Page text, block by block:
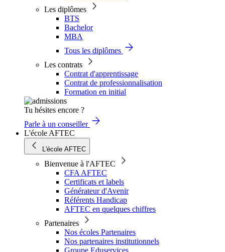
Les diplômes
BTS
Bachelor
MBA
Tous les diplômes
Les contrats
Contrat d'apprentissage
Contrat de professionnalisation
Formation en initial
Tu hésites encore ?
Parle à un conseiller
L'école AFTEC
L'école AFTEC
Bienvenue à l'AFTEC
CFA AFTEC
Certificats et labels
Générateur d'Avenir
Référents Handicap
AFTEC en quelques chiffres
Partenaires
Nos écoles Partenaires
Nos partenaires institutionnels
Groupe Eduservices